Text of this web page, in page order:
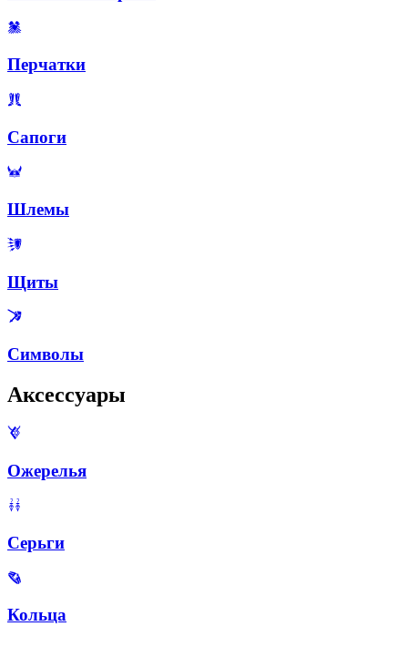
Перчатки
Сапоги
Шлемы
Щиты
Символы
Аксессуары
Ожерелья
Серьги
Кольца